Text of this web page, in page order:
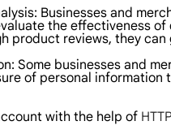
Businesses and
the effectiveness
product reviews, they
Some businesses and
of personal
with the help of